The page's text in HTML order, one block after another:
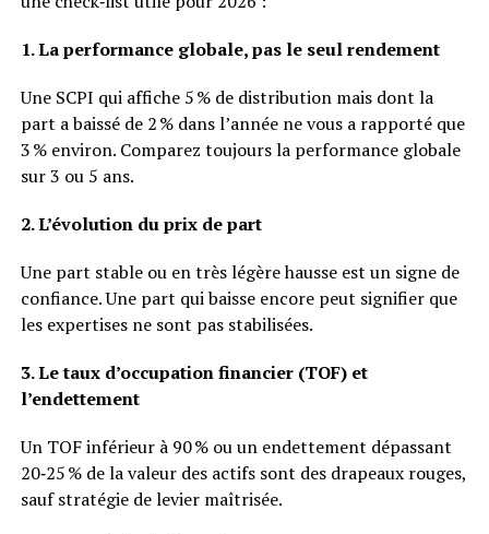
1. La performance globale, pas le seul rendement
Une SCPI qui affiche 5 % de distribution mais dont la
part a baissé de 2 % dans l’année ne vous a rapporté que
3 % environ. Comparez toujours la performance globale
sur 3 ou 5 ans.
2. L’évolution du prix de part
Une part stable ou en très légère hausse est un signe de
confiance. Une part qui baisse encore peut signifier que
les expertises ne sont pas stabilisées.
3. Le taux d’occupation financier (TOF) et
l’endettement
Un TOF inférieur à 90 % ou un endettement dépassant
20‑25 % de la valeur des actifs sont des drapeaux rouges,
sauf stratégie de levier maîtrisée.